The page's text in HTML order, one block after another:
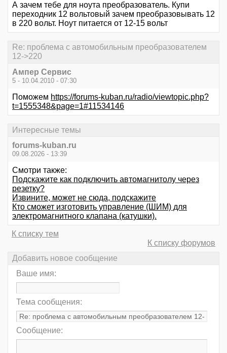
А зачем тебе для ноута преобразователь. Купи
переходник 12 вольтовый зачем преобразовывать 12
в 220 вольт. Ноут питается от 12-15 вольт
Re: проблема с автомобильным преобразователем
12->220
Ампер Сервис
5 - 10.04.2010 - 07:30
Поможем https://forums-kuban.ru/radio/viewtopic.php?
t=1555348&page=1#11534146
Интересные темы
forums-kuban.ru
09.08.2026 - 13:39
Смотри также:
Подскажите как подключить автомагнитолу через
резетку?
Извините, может не сюда, подскажите
Кто сможет изготовить управление (ШИМ) для
электромагнитного клапана (катушки).
К списку тем
К списку форумов
Добавить новое сообщение
Ваше имя:
Тема сообщения:
Сообщение: